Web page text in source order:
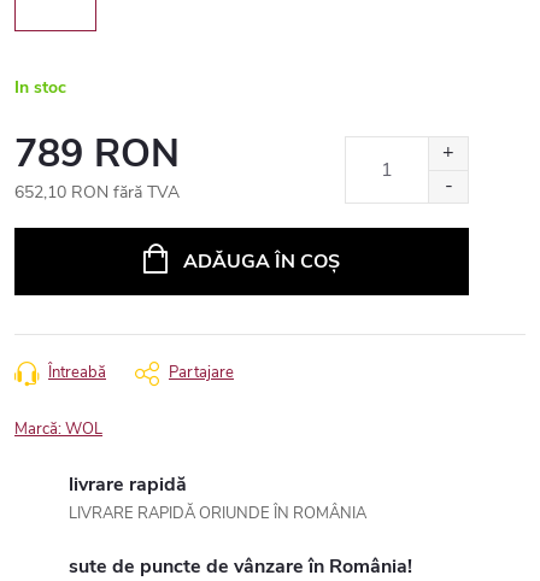
In stoc
789 RON
652,10 RON fără TVA
ADĂUGA ÎN COŞ
Întreabă Partajare
Marcă:WOL
livrare rapidă
LIVRARE RAPIDĂ ORIUNDE ÎN ROMÂNIA
sute de puncte de vânzare în România!